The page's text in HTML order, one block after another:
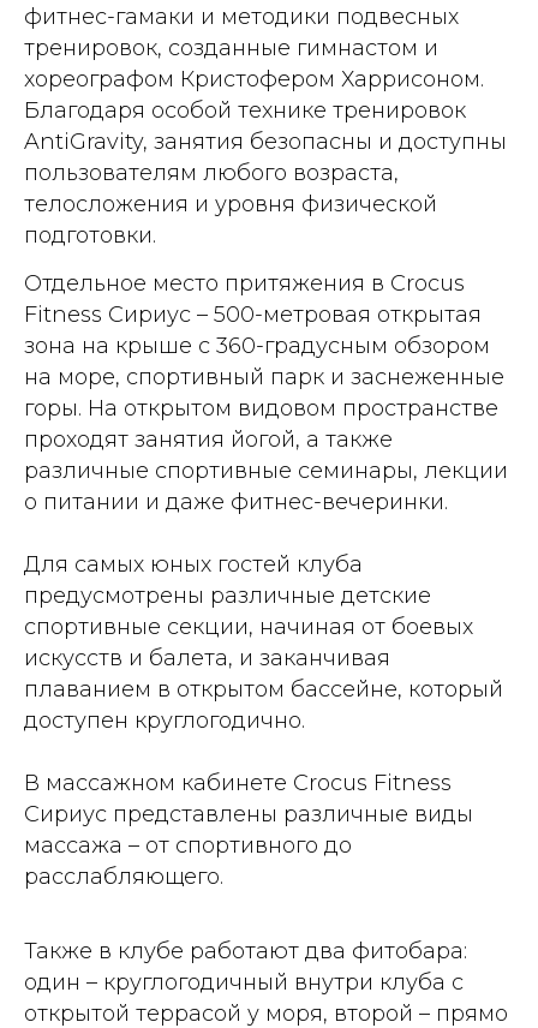
фитнес-гамаки и методики подвесных
тренировок, созданные гимнастом и
хореографом Кристофером Харрисоном.
Благодаря особой технике тренировок
AntiGravity, занятия безопасны и доступны
пользователям любого возраста,
телосложения и уровня физической
подготовки.
Отдельное место притяжения в Crocus
Fitness Сириус – 500-метровая открытая
зона на крыше с 360-градусным обзором
на море, спортивный парк и заснеженные
горы. На открытом видовом пространстве
проходят занятия йогой, а также
различные спортивные семинары, лекции
о питании и даже фитнес-вечеринки.
Для самых юных гостей клуба
предусмотрены различные детские
спортивные секции, начиная от боевых
искусств и балета, и заканчивая
плаванием в открытом бассейне, который
доступен круглогодично.
В массажном кабинете Crocus Fitness
Сириус представлены различные виды
массажа – от спортивного до
расслабляющего.
Также в клубе работают два фитобара:
один – круглогодичный внутри клуба с
открытой террасой у моря, второй – прямо